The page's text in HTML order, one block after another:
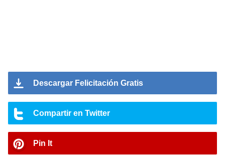
Descargar Felicitación Gratis
Compartir en Twitter
Pin It